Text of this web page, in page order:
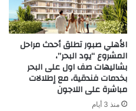
الأهلي صبور تطلق أحدث مراحل
المشروع “يود البحر”،
بشاليهات صف اول على البحر
بخدمات فندقية، مع إطلالات
مباشرة على اللاجون
منذ 3 أيام